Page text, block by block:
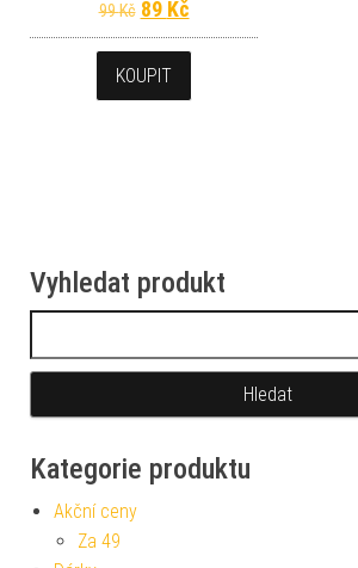
99Kč Původní cena byla: 99 Kč.
89 KčAktuální cena je: 89
KOUPIT
Vyhledat produkt
Kategorie produktu
Akční ceny
Za 49